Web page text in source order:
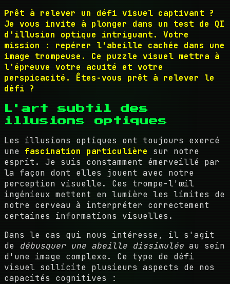
Prêt à relever un défi visuel captivant ?
Je vous invite à plonger dans un test de QI
d'illusion optique intriguant. Votre
mission : repérer l'abeille cachée dans une
image trompeuse. Ce puzzle visuel mettra à
l'épreuve votre acuité et votre
perspicacité. Êtes-vous prêt à relever le
défi ?
L'art subtil des
illusions optiques
Les illusions optiques ont toujours exercé
une fascination particulière sur notre
esprit. Je suis constamment émerveillé par
la façon dont elles jouent avec notre
perception visuelle. Ces trompe-l'œil
ingénieux mettent en lumière les limites de
notre cerveau à interpréter correctement
certaines informations visuelles.
Dans le cas qui nous intéresse, il s'agit
de débusquer une abeille dissimulée au sein
d'une image complexe. Ce type de défi
visuel sollicite plusieurs aspects de nos
capacités cognitives :